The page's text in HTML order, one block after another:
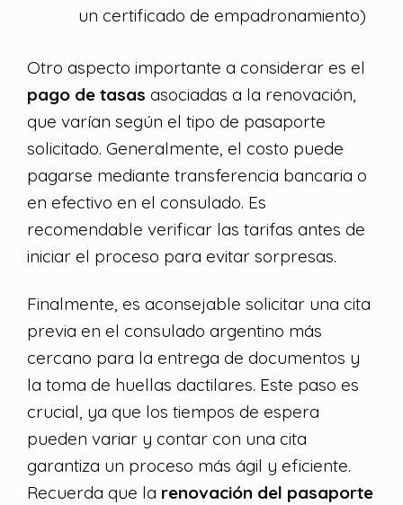
un certificado de empadronamiento)
Otro aspecto importante a considerar es el
pago de tasas asociadas a la renovación,
que varían según el tipo de pasaporte
solicitado. Generalmente, el costo puede
pagarse mediante transferencia bancaria o
en efectivo en el consulado. Es
recomendable verificar las tarifas antes de
iniciar el proceso para evitar sorpresas.
Finalmente, es aconsejable solicitar una cita
previa en el consulado argentino más
cercano para la entrega de documentos y
la toma de huellas dactilares. Este paso es
crucial, ya que los tiempos de espera
pueden variar y contar con una cita
garantiza un proceso más ágil y eficiente.
Recuerda que la renovación del pasaporte